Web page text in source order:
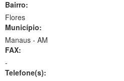
Bairro:
Flores
Município:
Manaus - AM
FAX:
-
Telefone(s):